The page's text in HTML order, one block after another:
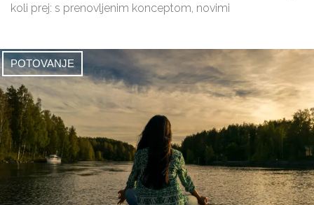
koli prej: s prenovljenim konceptom, novimi
POTOVANJE